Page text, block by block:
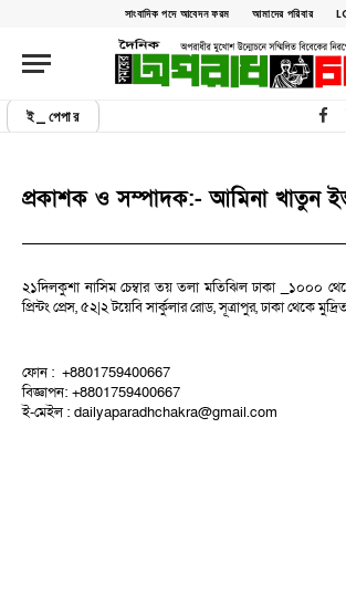
সাংবাদিক পদে আবেদন ফরম আমাদের পরিবার
ই_পেপার
প্রকাশক ও সম্পাদক:- আমিনা খাতুন
২১দিলকুশা নাসিম চেম্বার তয় তলা মতিঝিল ঢাকা _১০০০
প্রিন্টং প্রেস, ৫২|২ টয়েবি সার্কুলার রোড, সূত্রাপুর, ঢাকা থেকে
ফোন : +8801759400667
বিজ্ঞাপন: +8801759400667
ই-মেইল : dailyaparadhchakra@gmail.com